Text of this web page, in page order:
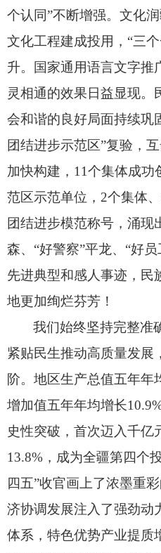
个认同”不断增强。 文化润
文化工程建成投用， “三
升。
国家通用语言文字推
灵相通的效果日益显现。
会和谐的良好局面持续巩
团结进步示范区”复验，
加快构建， 11个集体成功
范区示范单位， 2个集体、
团结进步模范称号， 涌现
森、 “好警察”平龙、 “好
先进典型和感人事迹， 民
地更加绚烂芬芳！
我们始终坚持完整准
紧贴民生推动高质量发展，
阶。 地区生产总值五年年
增加值五年年均增长10.9%
史性突破， 首次迈入千亿
13.8%， 成为全疆第四个
四五”收官画上了浓墨重彩
济协调发展注入了强劲动
体系， 特色优势产业提质